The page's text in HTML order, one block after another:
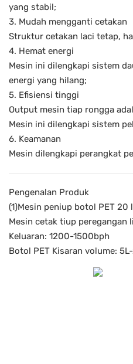
yang stabil;
3. Mudah mengganti cetakan
Struktur cetakan laci tetap,
4. Hemat energi
Mesin ini dilengkapi sistem
energi yang hilang;
5. Efisiensi tinggi
Output mesin tiap rongga
Mesin ini dilengkapi sistem
6. Keamanan
Mesin dilengkapi perangkat
Pengenalan Produk
(1)Mesin peniup botol PET 20
Mesin cetak tiup peregangan
Keluaran: 1200-1500bph
Botol PET Kisaran volume: